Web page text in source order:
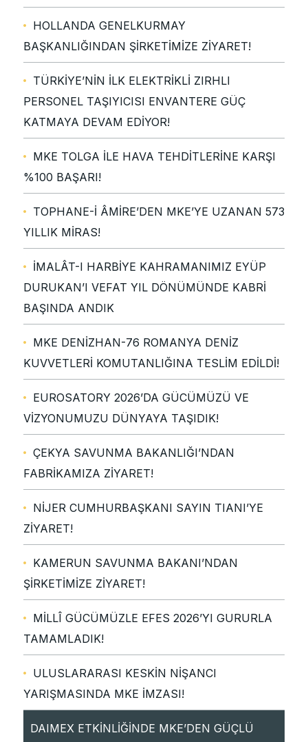
HOLLANDA GENELKURMAY
BAŞKANLIĞINDAN ŞİRKETİMİZE ZİYARET!
TÜRKİYE’NİN İLK ELEKTRİKLİ ZIRHLI
PERSONEL TAŞIYICISI ENVANTERE GÜÇ
KATMAYA DEVAM EDİYOR!
MKE TOLGA İLE HAVA TEHDİTLERİNE KARŞI
%100 BAŞARI!
TOPHANE-İ ÂMİRE’DEN MKE’YE UZANAN 573
YILLIK MİRAS!
İMALÂT-I HARBİYE KAHRAMANIMIZ EYÜP
DURUKAN’I VEFAT YIL DÖNÜMÜNDE KABRİ
BAŞINDA ANDIK
MKE DENİZHAN-76 ROMANYA DENİZ
KUVVETLERİ KOMUTANLIĞINA TESLİM EDİLDİ!
EUROSATORY 2026’DA GÜCÜMÜZÜ VE
VİZYONUMUZU DÜNYAYA TAŞIDIK!
ÇEKYA SAVUNMA BAKANLIĞI’NDAN
FABRİKAMIZA ZİYARET!
NİJER CUMHURBAŞKANI SAYIN TIANI’YE
ZİYARET!
KAMERUN SAVUNMA BAKANI’NDAN
ŞİRKETİMİZE ZİYARET!
MİLLÎ GÜCÜMÜZLE EFES 2026’YI GURURLA
TAMAMLADIK!
ULUSLARARASI KESKİN NİŞANCI
YARIŞMASINDA MKE İMZASI!
DAIMEX ETKİNLİĞİNDE MKE’DEN GÜÇLÜ